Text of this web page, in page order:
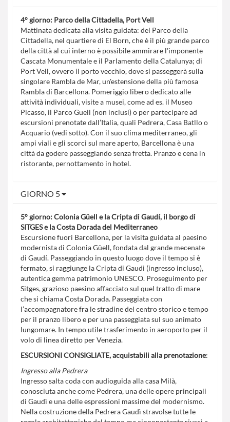
4° giorno: Parco della Cittadella, Port Vell
Mattinata dedicata alla visita guidata: del Parco della
Cittadella, nel quartiere di El Born, che è il più grande parco
della città al cui interno è possibile ammirare l'imponente
Cascata Monumentale e il Parlamento della Catalunya; di
Port Vell, ovvero il porto vecchio, dove si passeggerà sulla
singolare Rambla de Mar, un'estensione della più famosa
Rambla di Barcellona. Pomeriggio libero dedicato alle
attività individuali, visite a musei, come ad es. il Museo
Picasso, il Parco Guell (non inclusi) o per partecipare ad
escursioni prenotate dall’Italia, quali Pedrera, Casa Batllo o
Acquario (vedi sotto). Con il suo clima mediterraneo, gli
ampi viali e gli scorci sul mare aperto, Barcellona è una
città da godere passeggiando senza fretta. Pranzo e cena in
ristorante, pernottamento in hotel.
GIORNO 5
5° giorno: Colonia Güell e la Cripta di Gaudí, il borgo di
SITGES e la Costa Dorada del Mediterraneo
Escursione fuori Barcellona, per la visita guidata al paesino
modernista di Colonia Güell, fondata dal grande mecenate
di Gaudí. Passeggiando in questo luogo dove il tempo si è
fermato, si raggiunge la Cripta di Gaudì (ingresso incluso),
autentica gemma patrimonio UNESCO. Proseguimento per
Sitges, grazioso paesino affacciato sul quel tratto di mare
che si chiama Costa Dorada. Passeggiata con
l’accompagnatore fra le stradine del centro storico e tempo
per il pranzo libero e per una passeggiata sul suo animato
lungomare. In tempo utile trasferimento in aeroporto per il
volo di linea diretto per Venezia.
ESCURSIONI CONSIGLIATE, acquistabili alla prenotazione:
Ingresso alla Pedrera
Ingresso salta coda con audioguida alla casa Milà,
conosciuta anche come Pedrera, una delle opere principali
di Gaudì e una delle espressioni massime del modernismo.
Nella costruzione della Pedrera Gaudì stravolse tutte le